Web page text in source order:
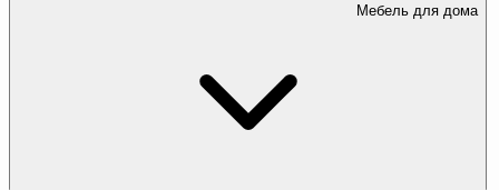
Мебель для дома